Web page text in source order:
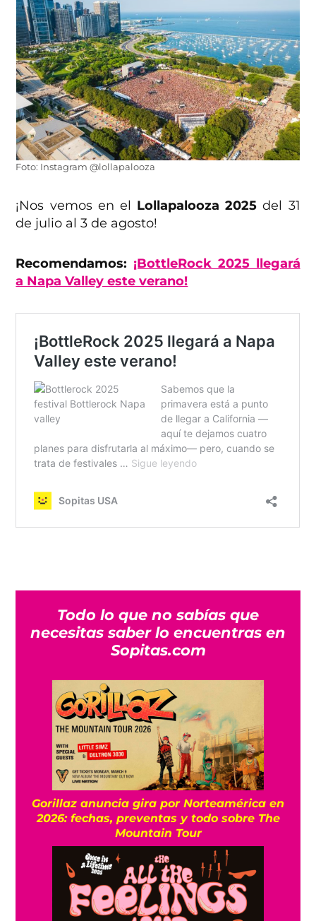
Foto: Instagram @lollapalooza
¡Nos vemos en el Lollapalooza 2025 del 31
de julio al 3 de agosto!
Recomendamos: ¡BottleRock 2025 llegará
a Napa Valley este verano!
Todo lo que no sabías que
necesitas saber lo encuentras en
Sopitas.com
Gorillaz anuncia gira por Norteamérica en
2026: fechas, preventas y todo sobre The
Mountain Tour